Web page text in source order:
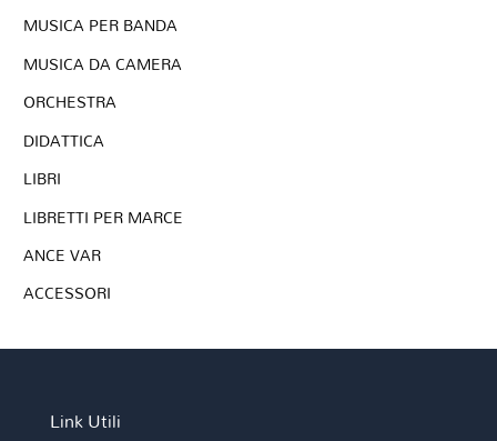
MUSICA PER BANDA
MUSICA DA CAMERA
ORCHESTRA
DIDATTICA
LIBRI
LIBRETTI PER MARCE
ANCE VAR
ACCESSORI
Link Utili